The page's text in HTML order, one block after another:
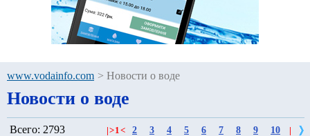
www.vodainfo.com > Новости о воде
Новости о воде
Всего: 2793 >1< 2 3 4 5 6 7 8 9 10